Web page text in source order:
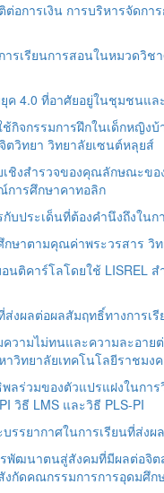
ต่อการเงิน การบริหารจัดก
รเรียนการสอนในหมวดวิ
ค 4.0 ที่อาศัยอยู่ในชุมชนแ
จกรรมการฝึกในเด็กหญิง
วิทยา วิทยาลัยเซนต์หลุยส์
เชิงสำรวจของคุณลักษณะข
การศึกษาคาทอลิก
กับประเด็นที่ต้องคำนึงถึงใน
ษาตามคุณค่าพระวรสาร วิ
นติคาร์โลโดยใช้ LISREL
งผลต่อผลสัมฤทธิ์ทางการเ
ความไม่ทนและความละอา
วิทยาลัยเทคโนโลยีราชมง
ลร่วมของตัวแปรแฝงในกา
วิธี LMS และวิธี PLS-PI
รรยากาศในการเรียนที่ส่ง
พัฒนาตนสู่สังคมที่มีผลต่อจิ
กัดคณกรรมการการอุดมศึก